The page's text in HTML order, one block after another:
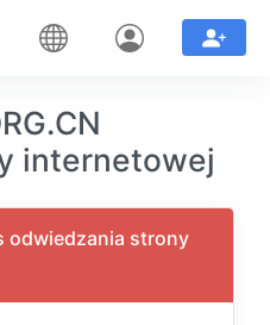
internetowej
odwiedzania strony